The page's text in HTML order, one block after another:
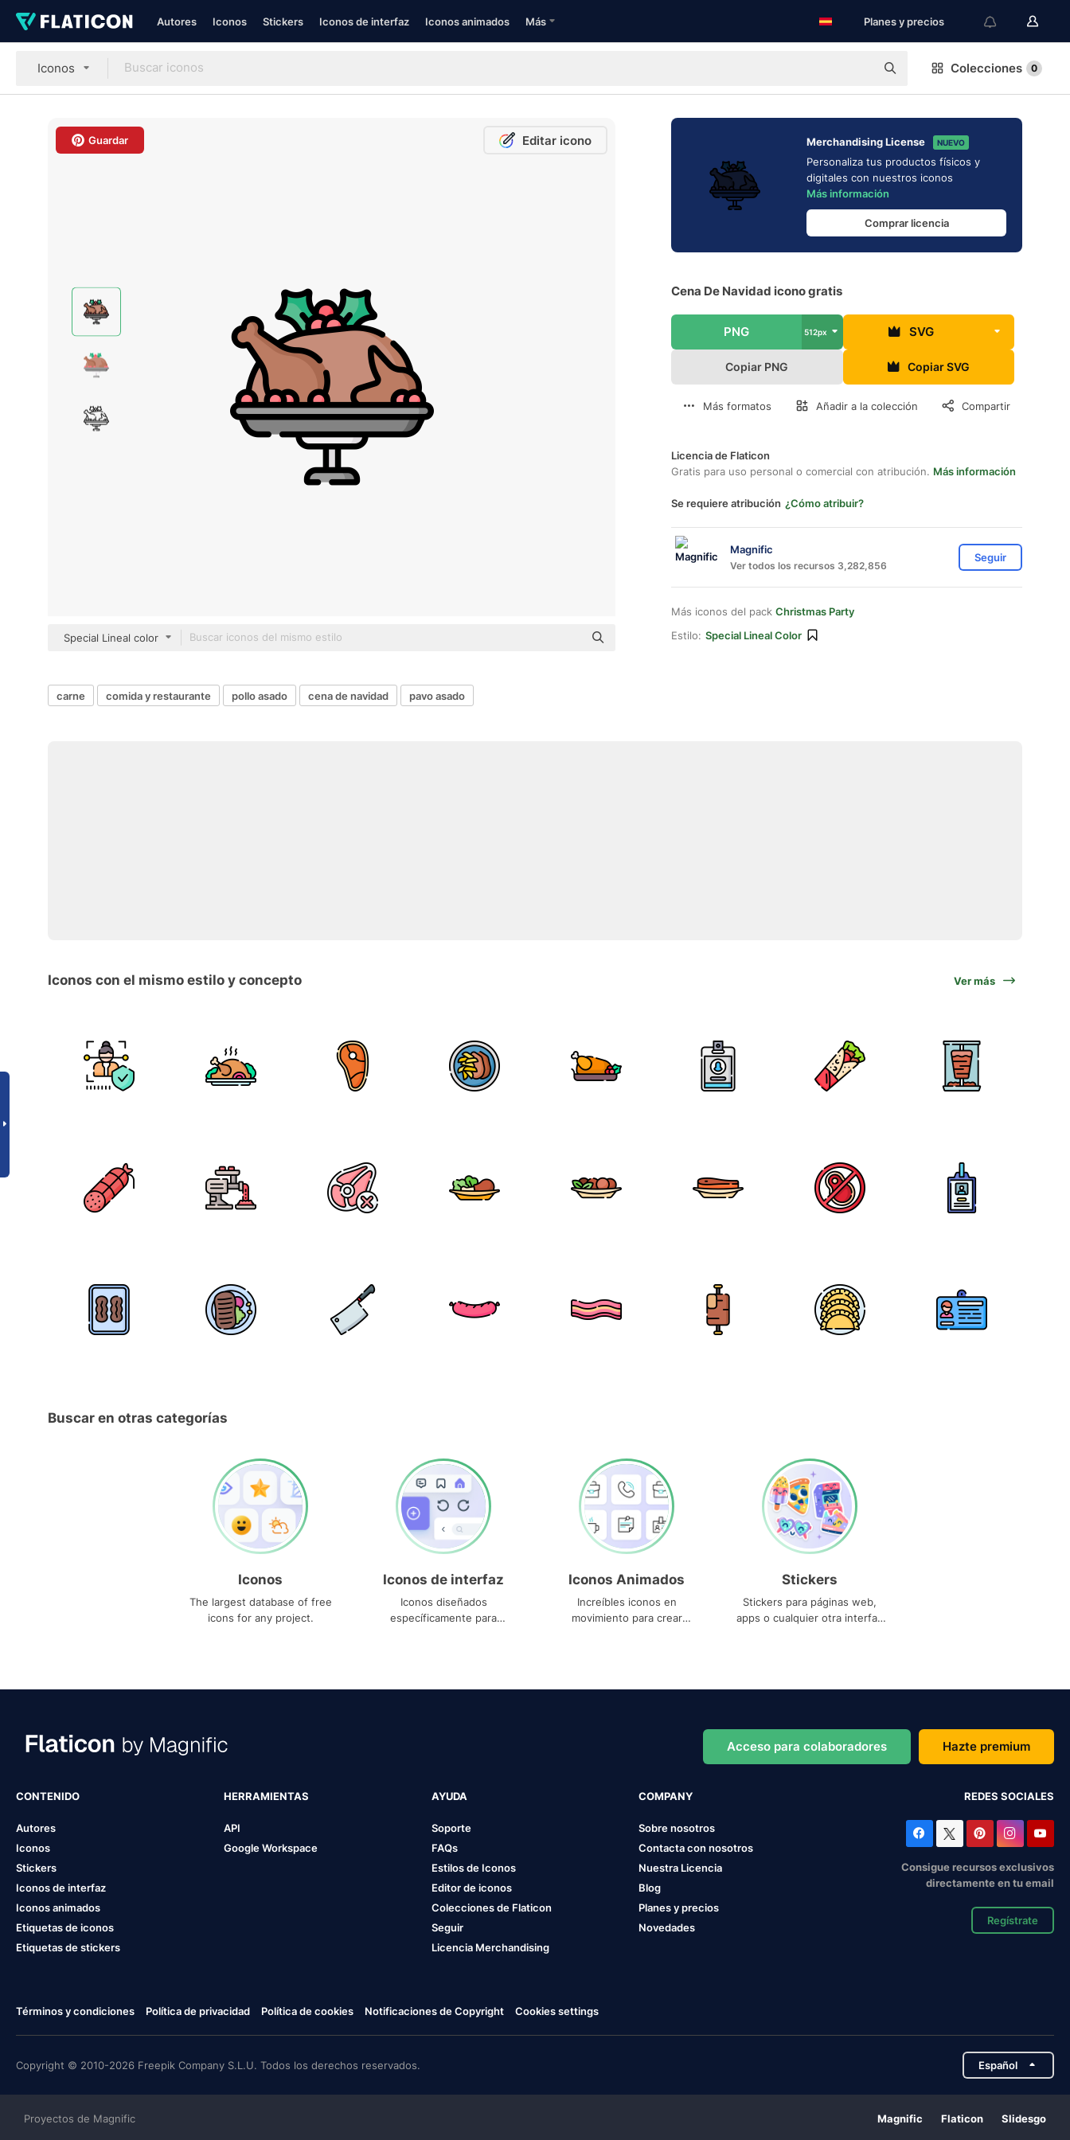
Autores Iconos Stickers Iconos de interfaz Iconos animados Más Planes y precios
Iconos Colecciones 0
Guardar Editar icono
Special Lineal color
Merchandising License NUEVO
Personaliza tus productos físicos y
digitales con nuestros iconos
Más información
Comprar licencia
Cena De Navidad icono gratis
PNG 512px SVG
Copiar PNG Copiar SVG
Más formatos Añadir a la colección Compartir
Licencia de Flaticon
Gratis para uso personal o comercial con atribución. Más información
Se requiere atribución ¿Cómo atribuir?
Magnific
Ver todos los recursos 3,282,856
Seguir
Más iconos del pack Christmas Party
Estilo: Special Lineal Color
carne comida y restaurante pollo asado cena de navidad pavo asado
Iconos con el mismo estilo y concepto Ver más
Buscar en otras categorías
Iconos
The largest database of free
icons for any project.
Iconos de interfaz
Iconos diseñados
específicamente para
Iconos Animados
Increíbles iconos en
movimiento para crear
Stickers
Stickers para páginas web,
apps o cualquier otra interfaz
Acceso para colaboradores Hazte premium
CONTENIDO
Autores
Iconos
Stickers
Iconos de interfaz
Iconos animados
Etiquetas de iconos
Etiquetas de stickers
HERRAMIENTAS
API
Google Workspace
AYUDA
Soporte
FAQs
Estilos de Iconos
Editor de iconos
Colecciones de Flaticon
Seguir
Licencia Merchandising
COMPANY
Sobre nosotros
Contacta con nosotros
Nuestra Licencia
Blog
Planes y precios
Novedades
REDES SOCIALES
Consigue recursos exclusivos
directamente en tu email
Regístrate
Términos y condiciones Política de privacidad Política de cookies Notificaciones de Copyright Cookies settings
Copyright © 2010-2026 Freepik Company S.L.U. Todos los derechos reservados. Español
Proyectos de Magnific Magnific Flaticon Slidesgo